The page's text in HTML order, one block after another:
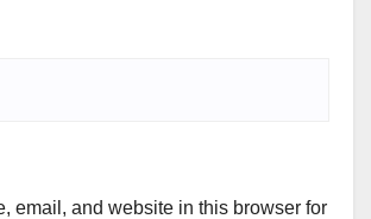
email, and website in this browser for